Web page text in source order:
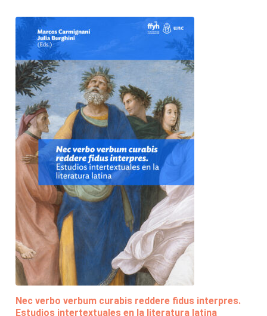
Nec verbo verbum curabis reddere fidus interpres.
Estudios intertextuales en la literatura latina